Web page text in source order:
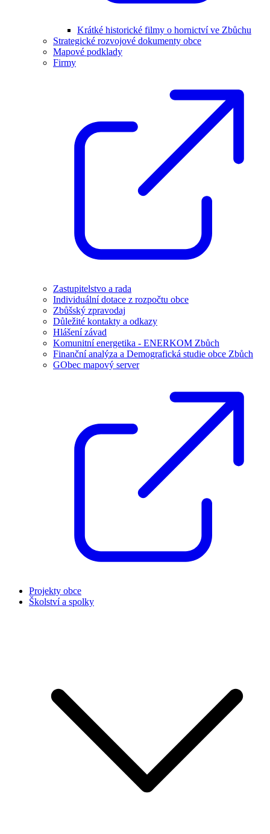
Krátké historické filmy o hornictví ve Zbůchu
Strategické rozvojové dokumenty obce
Mapové podklady
Firmy
Zastupitelstvo a rada
Individuální dotace z rozpočtu obce
Zbůšský zpravodaj
Důležité kontakty a odkazy
Hlášení závad
Komunitní energetika - ENERKOM Zbůch
Finanční analýza a Demografická studie obce Zbůch
GObec mapový server
Projekty obce
Školství a spolky